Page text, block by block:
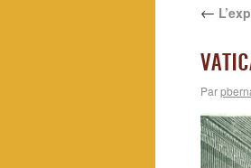
←
Par